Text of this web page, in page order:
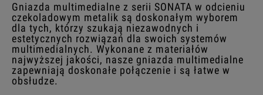
Gniazda multimedialne z serii SONATA w odcieniu
czekoladowym metalik są doskonałym wyborem
dla tych, którzy szukają niezawodnych i
estetycznych rozwiązań dla swoich systemów
multimedialnych. Wykonane z materiałów
najwyższej jakości, nasze gniazda multimedialne
zapewniają doskonałe połączenie i są łatwe w
obsłudze.